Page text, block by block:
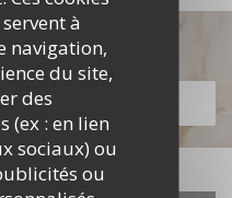
à
navigation,
du site,
des
(ex : en lien
sociaux) ou
ou
carte
CARTE